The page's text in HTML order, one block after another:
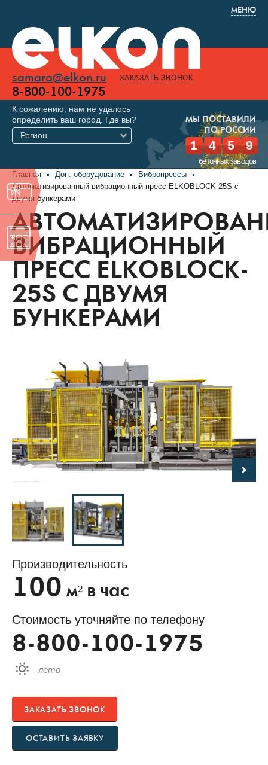
МЕНЮ
samara@elkon.ru
8-800-100-1975
ЗАКАЗАТЬ ЗВОНОК
МЫ ПОСТАВИЛИ
ПО РОССИИ
1 4 5 9
бетонных заводов
К сожалению, нам не удалось
определить ваш город. Где вы?
Регион
Главная Доп. оборудование
Вибропрессы
Автоматизированный вибрационный пресс ELKOBLOCK-25S с
двумя бункерами
ВИБРАЦИОННЫЙ
ПРЕСС ELKOBLOCK-
25S С ДВУМЯ
БУНКЕРАМИ
Производительность
100 м² в час
Стоимость уточняйте по телефону
8-800-100-1975
лето
ЗАКАЗАТЬ ЗВОНОК
ОСТАВИТЬ ЗАЯВКУ